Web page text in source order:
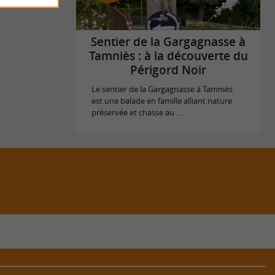
Sentier de la Gargagnasse à
Tamniès : à la découverte du
Périgord Noir
Le sentier de la Gargagnasse à Tamniès
est une balade en famille alliant nature
préservée et chasse au ...